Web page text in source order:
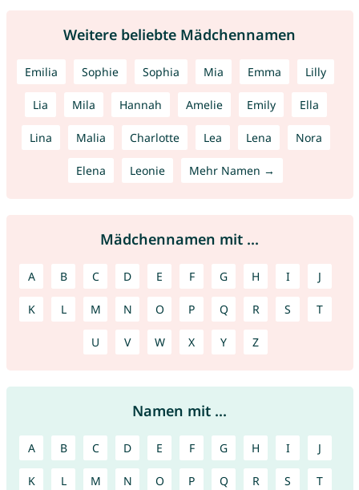
Weitere beliebte Mädchennamen
Emilia Sophie Sophia Mia Emma Lilly
Lia Mila Hannah Amelie Emily Ella
Lina Malia Charlotte Lea Lena Nora
Elena Leonie Mehr Namen →
Mädchennamen mit ...
A B C D E F G H I J
K L M N O P Q R S T
U V W X Y Z
Namen mit ...
A B C D E F G H I J
K L M N O P Q R S T